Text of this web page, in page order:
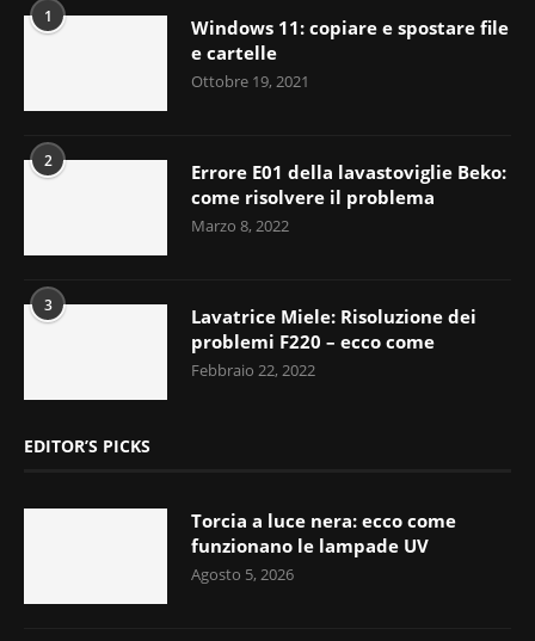
1
Windows 11: copiare e spostare file
e cartelle
Ottobre 19, 2021
2
Errore E01 della lavastoviglie Beko:
come risolvere il problema
Marzo 8, 2022
3
Lavatrice Miele: Risoluzione dei
problemi F220 – ecco come
Febbraio 22, 2022
EDITOR’S PICKS
Torcia a luce nera: ecco come
funzionano le lampade UV
Agosto 5, 2026